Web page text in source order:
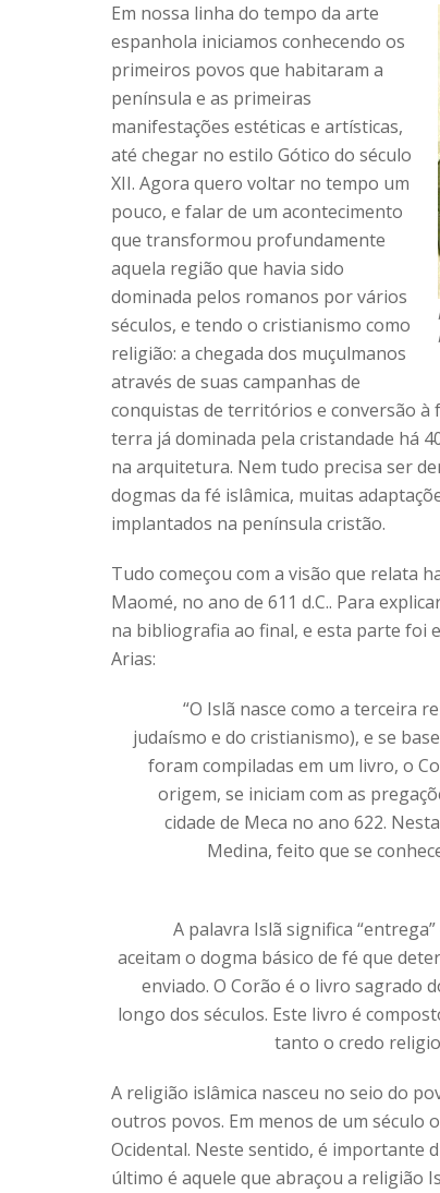
Em nossa linha do tempo da arte
espanhola iniciamos conhecendo os
primeiros povos que habitaram a
península e as primeiras
manifestações estéticas e artísticas,
até chegar no estilo Gótico do século
XII. Agora quero voltar no tempo um
pouco, e falar de um acontecimento
que transformou profundamente
aquela região que havia sido
dominada pelos romanos por vários
séculos, e tendo o cristianismo como
religião: a chegada dos muçulmanos
através de suas campanhas de
conquistas de territórios e conversão à
terra já dominada pela cristandade há
na arquitetura. Nem tudo precisa ser
dogmas da fé islâmica, muitas
implantados na península cristão.
Tudo começou com a visão que relata
Maomé, no ano de 611 d.C.. Para
na bibliografia ao final, e esta parte foi
Arias:
“O Islã nasce como a terceira
judaísmo e do cristianismo), e se
foram compiladas em um livro, o
origem, se iniciam com as
cidade de Meca no ano 622.
Medina, feito que se
A palavra Islã significa
aceitam o dogma básico de fé que
enviado. O Corão é o livro sagrado
longo dos séculos. Este livro é
tanto o credo
A religião islâmica nasceu no seio do
outros povos. Em menos de um século
Ocidental. Neste sentido, é importante
último é aquele que abraçou a religião